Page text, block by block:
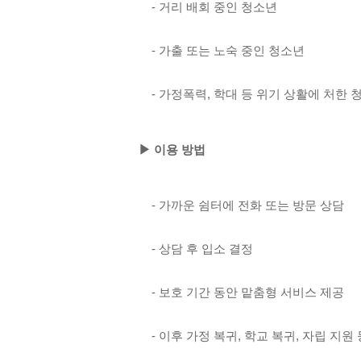
- 거리 배회 중인 청소년
- 가출 또는 노숙 중인 청소년
- 가정폭력, 학대 등 위기 상활에 처한
▶ 이용 방법
- 가까운 쉼터에 전화 또는 방문 상담
- 상담 후 입소 결정
- 보호 기간 동안 맡춤형 서비스 제공
- 이후 가정 복귀, 학교 복귀, 자립 지원